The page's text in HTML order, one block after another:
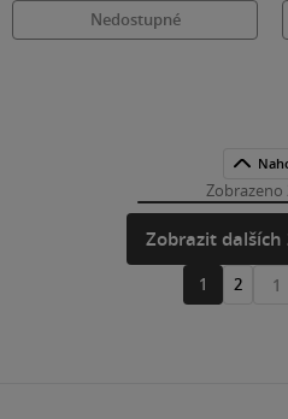
Nedostupné
Zobrazeno
Zobrazit
1 2
Přejít